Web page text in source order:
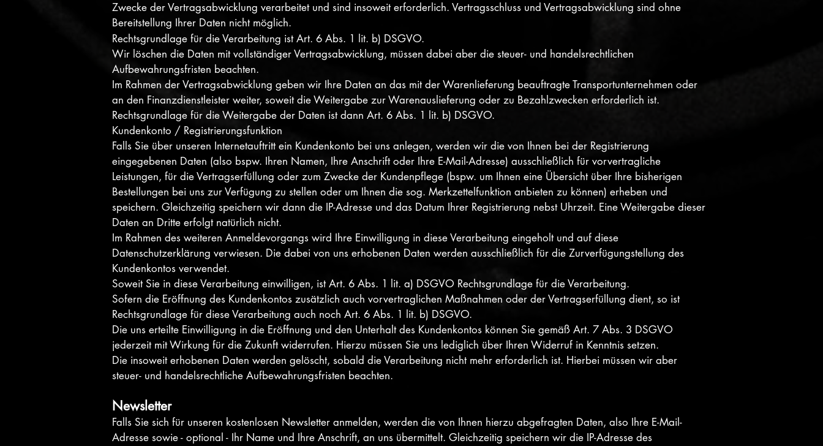
Zwecke der Vertragsabwicklung verarbeitet und sind insoweit erforderlich. Vertragsschluss und Vertragsabwicklung sind ohne
Bereitstellung Ihrer Daten nicht möglich.
Rechtsgrundlage für die Verarbeitung ist Art. 6 Abs. 1 lit. b) DSGVO.
Wir löschen die Daten mit vollständiger Vertragsabwicklung, müssen dabei aber die steuer- und handelsrechtlichen
Aufbewahrungsfristen beachten.
Im Rahmen der Vertragsabwicklung geben wir Ihre Daten an das mit der Warenlieferung beauftragte Transportunternehmen oder
an den Finanzdienstleister weiter, soweit die Weitergabe zur Warenauslieferung oder zu Bezahlzwecken erforderlich ist.
Rechtsgrundlage für die Weitergabe der Daten ist dann Art. 6 Abs. 1 lit. b) DSGVO.
Kundenkonto / Registrierungsfunktion
Falls Sie über unseren Internetauftritt ein Kundenkonto bei uns anlegen, werden wir die von Ihnen bei der Registrierung
eingegebenen Daten (also bspw. Ihren Namen, Ihre Anschrift oder Ihre E-Mail-Adresse) ausschließlich für vorvertragliche
Leistungen, für die Vertragserfüllung oder zum Zwecke der Kundenpflege (bspw. um Ihnen eine Übersicht über Ihre bisherigen
Bestellungen bei uns zur Verfügung zu stellen oder um Ihnen die sog. Merkzettelfunktion anbieten zu können) erheben und
speichern. Gleichzeitig speichern wir dann die IP-Adresse und das Datum Ihrer Registrierung nebst Uhrzeit. Eine Weitergabe dieser
Daten an Dritte erfolgt natürlich nicht.
Im Rahmen des weiteren Anmeldevorgangs wird Ihre Einwilligung in diese Verarbeitung eingeholt und auf diese
Datenschutzerklärung verwiesen. Die dabei von uns erhobenen Daten werden ausschließlich für die Zurverfügungstellung des
Kundenkontos verwendet.
Soweit Sie in diese Verarbeitung einwilligen, ist Art. 6 Abs. 1 lit. a) DSGVO Rechtsgrundlage für die Verarbeitung.
Sofern die Eröffnung des Kundenkontos zusätzlich auch vorvertraglichen Maßnahmen oder der Vertragserfüllung dient, so ist
Rechtsgrundlage für diese Verarbeitung auch noch Art. 6 Abs. 1 lit. b) DSGVO.
Die uns erteilte Einwilligung in die Eröffnung und den Unterhalt des Kundenkontos können Sie gemäß Art. 7 Abs. 3 DSGVO
jederzeit mit Wirkung für die Zukunft widerrufen. Hierzu müssen Sie uns lediglich über Ihren Widerruf in Kenntnis setzen.
Die insoweit erhobenen Daten werden gelöscht, sobald die Verarbeitung nicht mehr erforderlich ist. Hierbei müssen wir aber
steuer- und handelsrechtliche Aufbewahrungsfristen beachten.
Newsletter
Falls Sie sich für unseren kostenlosen Newsletter anmelden, werden die von Ihnen hierzu abgefragten Daten, also Ihre E-Mail-
Adresse sowie - optional - Ihr Name und Ihre Anschrift, an uns übermittelt. Gleichzeitig speichern wir die IP-Adresse des